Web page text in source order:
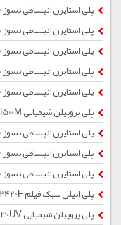
پلی استایرن انبساطی نسوز SE2000
پلی استایرن انبساطی نسوز SE1000
پلی استایرن انبساطی نسوز SE3000
پلی استایرن انبساطی نسوز SE500
پلی استایرن انبساطی نسوز SE4000
پلی پروپیلن شیمیایی ZH500M
پلی استایرن انبساطی نسوز F150
پلی استایرن انبساطی نسوز F100
پلی استایرن انبساطی نسوز F350
پلی اتیلن سبک فیلم 2420F
پلی پروپیلن شیمیایی EPX3130UV